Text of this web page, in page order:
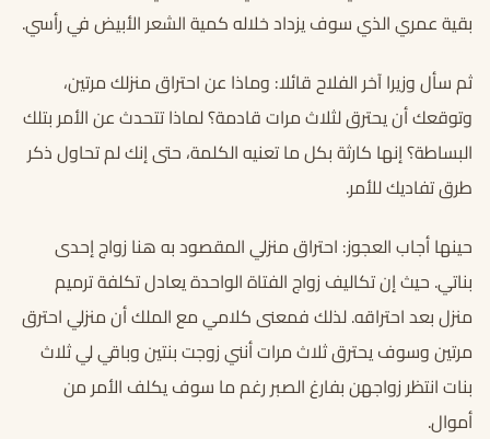
بقية عمري الذي سوف يزداد خلاله كمية الشعر الأبيض في رأسي.
ثم سأل وزيرا آخر الفلاح قائلا: وماذا عن احتراق منزلك مرتين،
وتوقعك أن يحترق لثلاث مرات قادمة؟ لماذا تتحدث عن الأمر بتلك
البساطة؟ إنها كارثة بكل ما تعنيه الكلمة، حتى إنك لم تحاول ذكر
طرق تفاديك للأمر.
حينها أجاب العجوز: احتراق منزلي المقصود به هنا زواج إحدى
بناتي. حيث إن تكاليف زواج الفتاة الواحدة يعادل تكلفة ترميم
منزل بعد احتراقه. لذلك فمعنى كلامي مع الملك أن منزلي احترق
مرتين وسوف يحترق ثلاث مرات أنني زوجت بنتين وباقي لي ثلاث
بنات انتظر زواجهن بفارغ الصبر رغم ما سوف يكلف الأمر من
أموال.